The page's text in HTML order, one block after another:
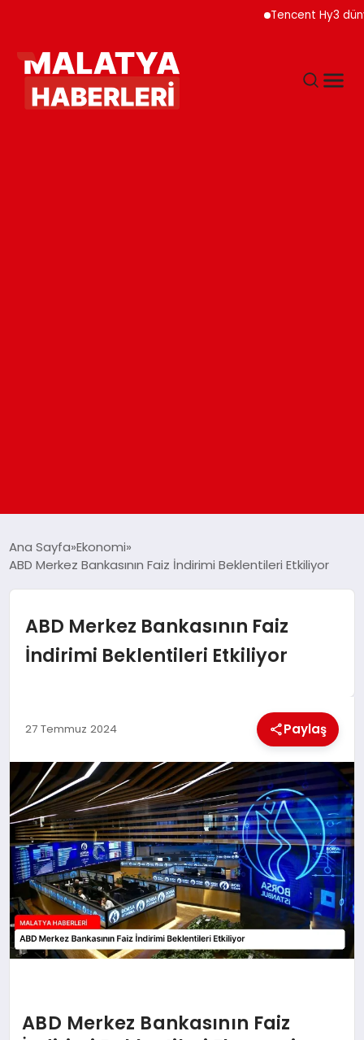
Tencent Hy3 dünya
DÜNYA
EKONOMI
MAGAZIN
SAĞLIK
SIYASET
SPOR
Ana Sayfa Ekonomi
ABD Merkez Bankasının Faiz İndirimi Beklentileri Etkiliyor
ABD Merkez Bankasının Faiz
İndirimi Beklentileri Etkiliyor
27 Temmuz 2024 Paylaş
ABD Merkez Bankasının Faiz